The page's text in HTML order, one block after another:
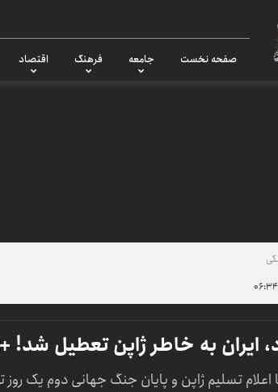
صفحه نخست جامعه فرهنگ اقتصاد
ایران به خاطر ژاپن تعطیل